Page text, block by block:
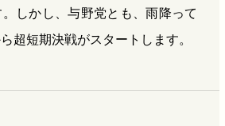
しかし、与野党とも、雨降って
超短期決戦がスタートします。